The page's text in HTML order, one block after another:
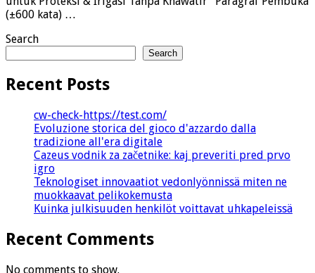
(±600 kata) …
Search
Search
Recent Posts
cw-check-https://test.com/
Evoluzione storica del gioco d'azzardo dalla
tradizione all'era digitale
Cazeus vodnik za začetnike: kaj preveriti pred prvo
igro
Teknologiset innovaatiot vedonlyönnissä miten ne
muokkaavat pelikokemusta
Kuinka julkisuuden henkilöt voittavat uhkapeleissä
Recent Comments
No comments to show.